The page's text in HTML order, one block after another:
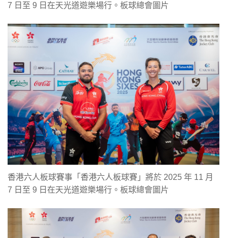
7 日至 9 日在天光道遊樂場行。板球總會圖片
香港六人板球賽事「香港六人板球賽」將於 2025 年 11 月
7 日至 9 日在天光道遊樂場行。板球總會圖片